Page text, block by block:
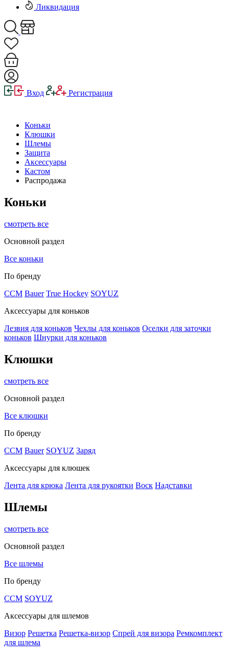
Ликвидация
Вход Регистрация
Коньки
Клюшки
Шлемы
Защита
Аксессуары
Кастом
Распродажа
Коньки
смотреть все
Основной раздел
Все коньки
По бренду
ССМ Bauer True Hockey SOYUZ
Аксессуары для коньков
Лезвия для коньков Чехлы для коньков Оселки для заточки
коньков Шнурки для коньков
Клюшки
смотреть все
Основной раздел
Все клюшки
По бренду
CCM Bauer SOYUZ Заряд
Аксессуары для клюшек
Лента для крюка Лента для рукоятки Воск Надставки
Шлемы
смотреть все
Основной раздел
Все шлемы
По бренду
CCM SOYUZ
Аксессуары для шлемов
Визор Решетка Решетка-визор Спрей для визора Ремкомплект
для шлема